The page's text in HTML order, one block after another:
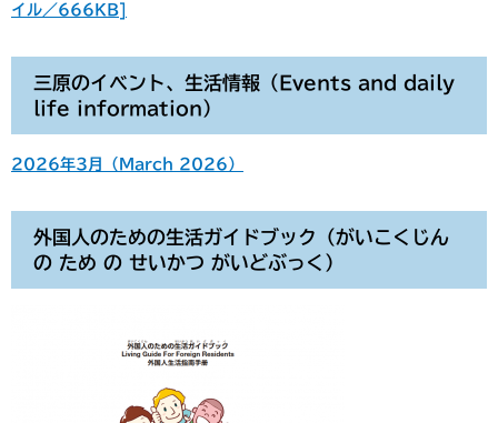
イル／666KB]
三原のイベント、生活情報（Events and daily
life information）
2026年3月（March 2026）
外国人のための生活ガイドブック（がいこくじん
の ため の せいかつ がいどぶっく）